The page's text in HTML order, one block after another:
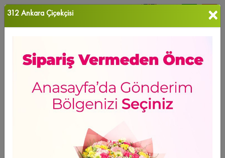
Ana Sayfa ANKARA ÇİÇEK Pursaklar Çiçekçi
Sıralama
312 Ankara Çiçekçisi ×